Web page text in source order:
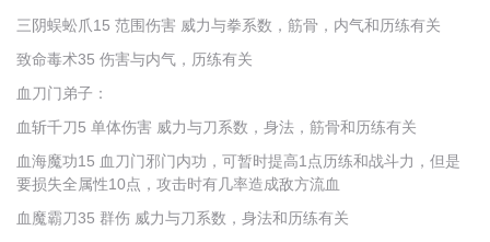
三阴蜈蚣爪15 范围伤害 威力与拳系数，筋骨，内气和历练有关
致命毒术35 伤害与内气，历练有关
血刀门弟子：
血斩千刀5 单体伤害 威力与刀系数，身法，筋骨和历练有关
血海魔功15 血刀门邪门内功，可暂时提高1点历练和战斗力，但是
要损失全属性10点，攻击时有几率造成敌方流血
血魔霸刀35 群伤 威力与刀系数，身法和历练有关